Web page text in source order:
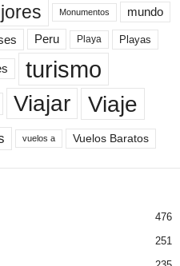
Monumentos mundo
Peru Playa Playas
turismo
Viajar Viaje
vuelos a Vuelos Baratos
476
251